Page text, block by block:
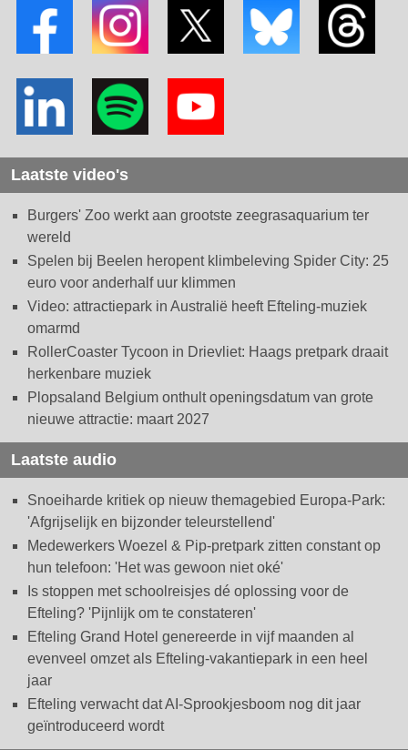
Laatste video's
Burgers' Zoo werkt aan grootste zeegrasaquarium ter
wereld
Spelen bij Beelen heropent klimbeleving Spider City: 25
euro voor anderhalf uur klimmen
Video: attractiepark in Australië heeft Efteling-muziek
omarmd
RollerCoaster Tycoon in Drievliet: Haags pretpark draait
herkenbare muziek
Plopsaland Belgium onthult openingsdatum van grote
nieuwe attractie: maart 2027
Laatste audio
Snoeiharde kritiek op nieuw themagebied Europa-Park:
'Afgrijselijk en bijzonder teleurstellend'
Medewerkers Woezel & Pip-pretpark zitten constant op
hun telefoon: 'Het was gewoon niet oké'
Is stoppen met schoolreisjes dé oplossing voor de
Efteling? 'Pijnlijk om te constateren'
Efteling Grand Hotel genereerde in vijf maanden al
evenveel omzet als Efteling-vakantiepark in een heel
jaar
Efteling verwacht dat AI-Sprookjesboom nog dit jaar
geïntroduceerd wordt